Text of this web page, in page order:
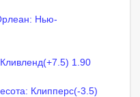
Нью-
1.90
Клипперс(-3.5)